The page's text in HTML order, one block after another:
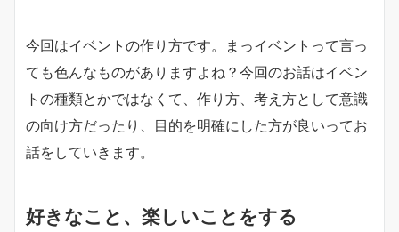
今回はイベントの作り方です。まっイベントって言っ
ても色んなものがありますよね？今回のお話はイベン
トの種類とかではなくて、作り方、考え方として意識
の向け方だったり、目的を明確にした方が良いってお
話をしていきます。
好きなこと、楽しいことをする